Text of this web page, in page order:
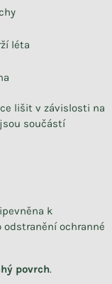
léta
lišit v závislosti na
součástí
k
odstranění ochranné
povrch.